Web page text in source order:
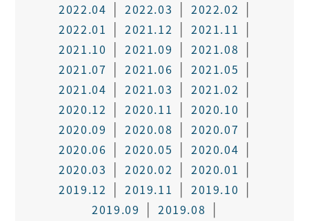
2022.04
2022.03
2022.02
2022.01
2021.12
2021.11
2021.10
2021.09
2021.08
2021.07
2021.06
2021.05
2021.04
2021.03
2021.02
2020.12
2020.11
2020.10
2020.09
2020.08
2020.07
2020.06
2020.05
2020.04
2020.03
2020.02
2020.01
2019.12
2019.11
2019.10
2019.09
2019.08